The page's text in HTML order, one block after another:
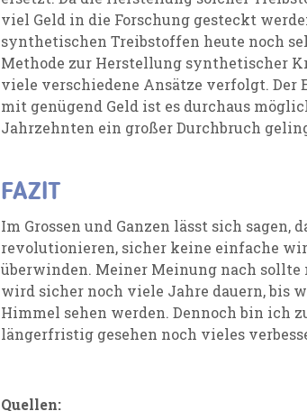
viel Geld in die Forschung gesteckt
synthetischen Treibstoffen heute noch
Methode zur Herstellung synthetischer
viele verschiedene Ansätze verfolgt. Der
mit genügend Geld ist es durchaus
Jahrzehnten ein großer Durchbruch
FAZIT
Im Grossen und Ganzen lässt sich sagen,
revolutionieren, sicher keine einfache
überwinden. Meiner Meinung nach
wird sicher noch viele Jahre dauern, bis
Himmel sehen werden. Dennoch bin ich
längerfristig gesehen noch vieles
Quellen: